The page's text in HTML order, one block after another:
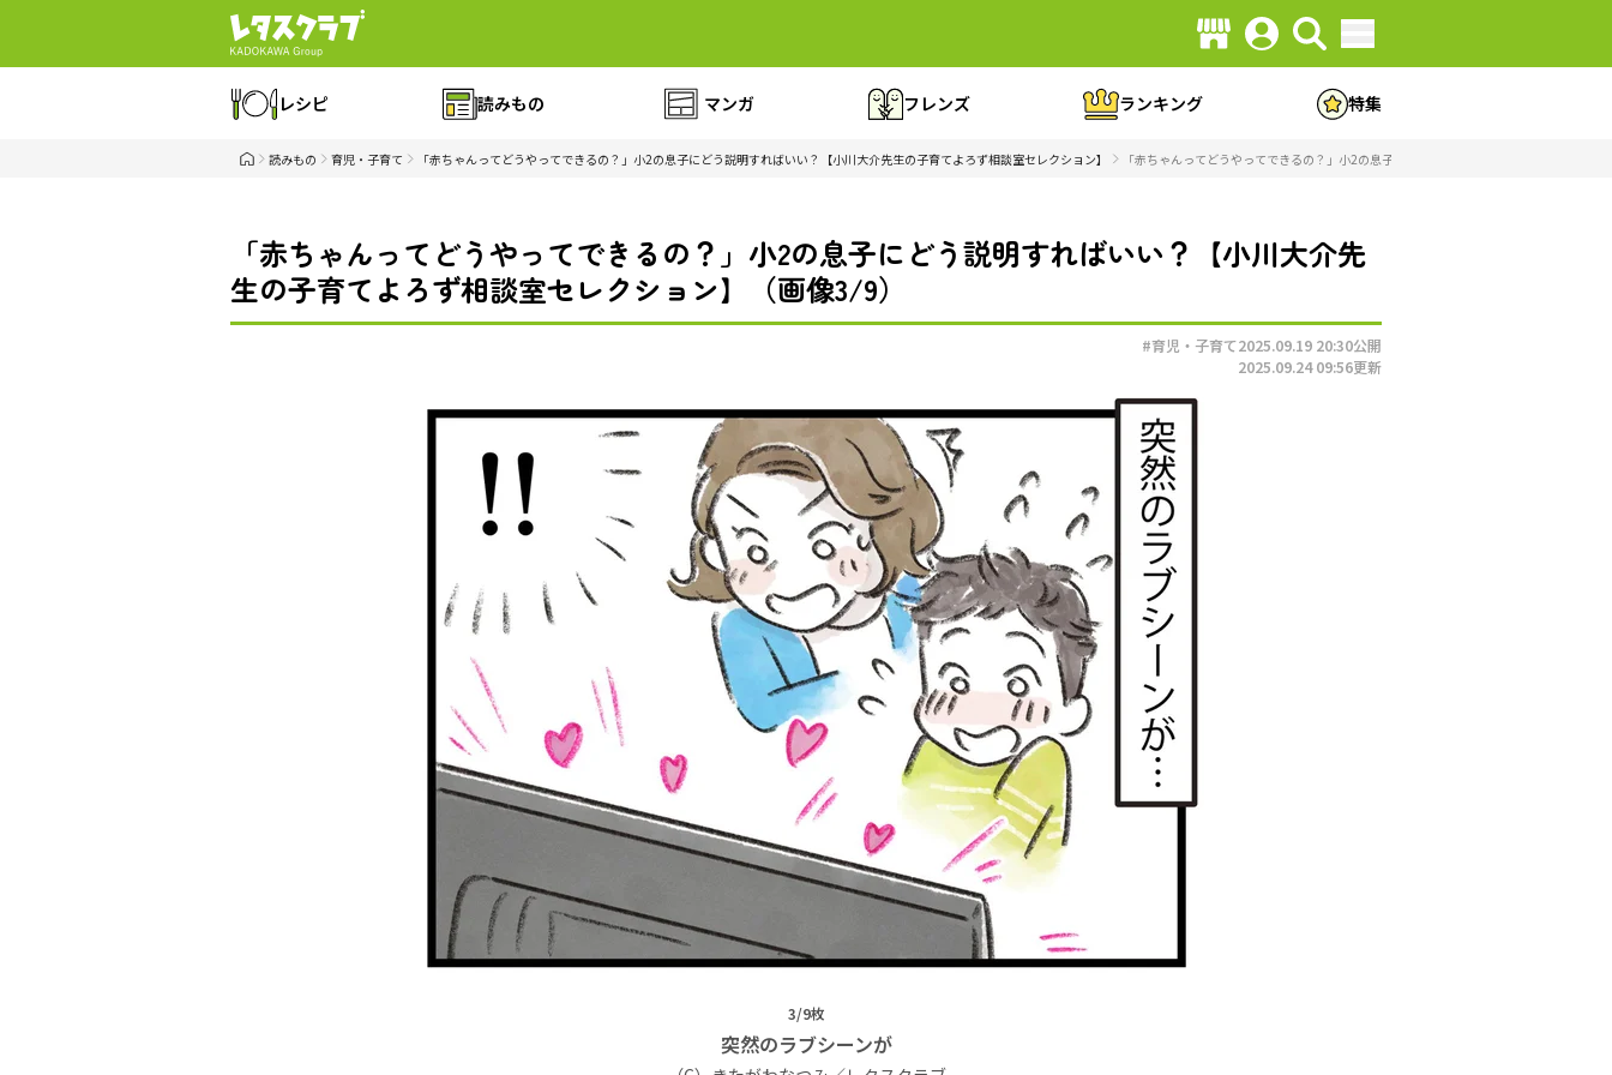
レシピ 読みもの マンガ フレンズ ランキング 特集
読みもの 育児・子育て 「赤ちゃんってどうやってできるの？」小2の息子にどう説明すればいい？【小川大介先生の子育てよろず相談室セレクション】 「赤ちゃんってどうやってできるの？」小2の息子にどう説明すればいい？【小川大介先
「赤ちゃんってどうやってできるの？」小2の息子にどう説明すればいい？【小川大介先
生の子育てよろず相談室セレクション】（画像3/9）
#育児・子育て2025.09.19 20:30公開
2025.09.24 09:56更新
3/9枚
突然のラブシーンが